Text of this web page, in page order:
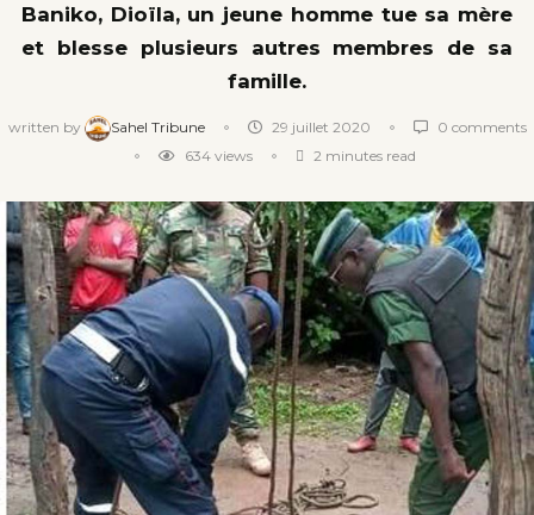
Baniko, Dioïla, un jeune homme tue sa mère
et blesse plusieurs autres membres de sa
famille.
written by Sahel Tribune 29 juillet 2020
0 comments
634views 2 minutes read